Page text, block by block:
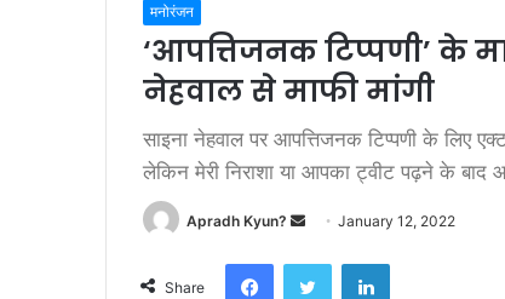
मनोरंजन
‘आपत्तिजनक टिप्पणी’ के
नेहवाल से माफी मांगी
साइना नेहवाल पर आपत्तिजनक टिप्पणी के लिए
लेकिन मेरी निराशा या आपका ट्वीट पढ़ने के बाद
Apradh Kyun?
n
January 12, 2022
Share